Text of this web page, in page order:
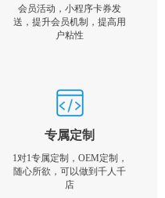
会员活动，小程序卡券发
送，提升会员机制，提高用
户粘性
专属定制
1对1专属定制，OEM定制，
随心所欲，可以做到千人千
店